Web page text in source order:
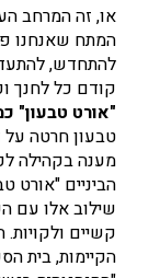
או, זה המרחב
המתח שאנחנו
להתחדש,
קודם כל לחנך
"אורט טבעון"
טבעון חרטה על
מענה בקהילה
הביניים "אורט
שילוב אלו עם
קשיים
הקיימות, בית